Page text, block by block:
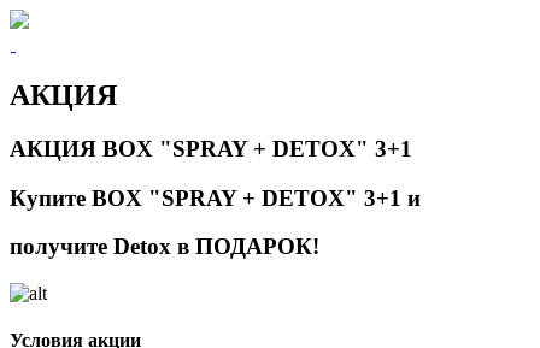
АКЦИЯ
АКЦИЯ BOX "SPRAY + DETOX" 3+1
Купите BOX "SPRAY + DETOX" 3+1 и
получите Detox в ПОДАРОК!
Условия акции